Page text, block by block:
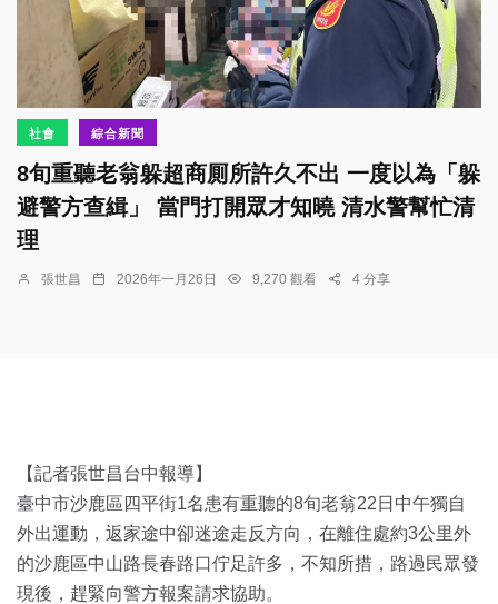
社會 綜合新聞
8旬重聽老翁躲超商厠所許久不出 一度以為「躲
避警方查緝」 當門打開眾才知曉 清水警幫忙清
理
張世昌 2026年一月26日 9,270 觀看 4 分享
【記者張世昌台中報導】
臺中市沙鹿區四平街1名患有重聽的8旬老翁22日中午獨自
外出運動，返家途中卻迷途走反方向，在離住處約3公里外
的沙鹿區中山路長春路口佇足許多，不知所措，路過民眾發
現後，趕緊向警方報案請求協助。